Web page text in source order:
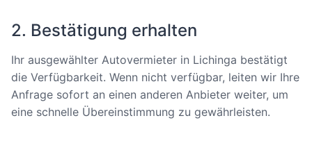
2. Bestätigung erhalten
Ihr ausgewählter Autovermieter in Lichinga bestätigt
die Verfügbarkeit. Wenn nicht verfügbar, leiten wir Ihre
Anfrage sofort an einen anderen Anbieter weiter, um
eine schnelle Übereinstimmung zu gewährleisten.